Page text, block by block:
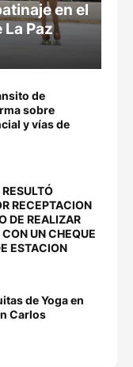
en el
Paz
de
sobre
y vías de
RECEPTACION
DE REALIZAR
UN CHEQUE
ESTACION
de Yoga en
Carlos